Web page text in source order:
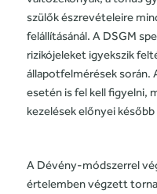
szülők észrevételeire
felállításánál. A DSGM
rizikójeleket igyekszik
állapotfelmérések során.
esetén is fel kell figyelni,
kezelések előnyei
A Dévény-módszerrel
értelemben végzett